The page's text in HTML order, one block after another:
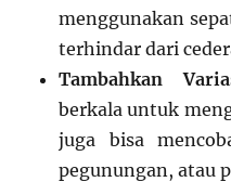
menggunakan
terhindar dari
Tambahkan
berkala untuk
juga bisa
pegunungan, atau